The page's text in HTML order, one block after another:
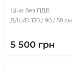
Ціна: без ПДВ
Д/Ш/В: 130 / 90 / 58 см
5 500 грн